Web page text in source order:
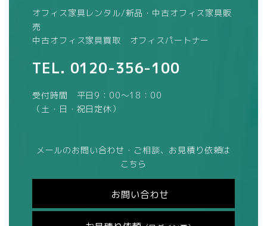
オフィス家具レンタル/新品・中古オフィス家具販
売
中古オフィス家具買取 オフィスパートナー
TEL. 0120-356-100
受付時間 平日9：00～18：00
（土・日・祝日定休）
メールのお問い合わせ・ご相談、お見積り依頼は
こちら
お問い合わせ